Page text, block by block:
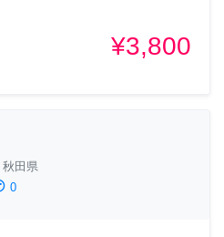
¥3,800
秋田県
0